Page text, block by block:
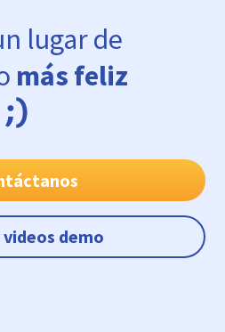
lugar de
más feliz
videos demo